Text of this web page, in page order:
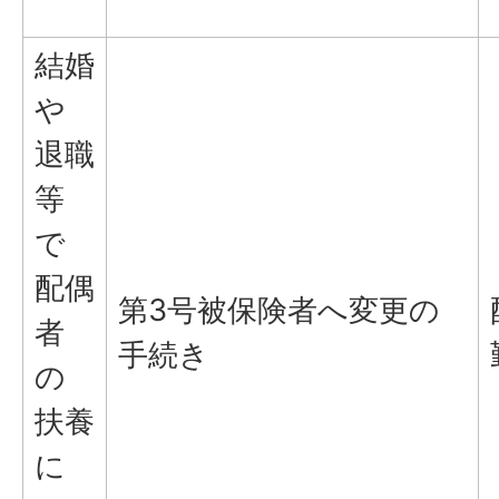
結婚
や
退職
等
で
配偶
者
の
扶養
に
第3号被保険者へ変更の
手続き